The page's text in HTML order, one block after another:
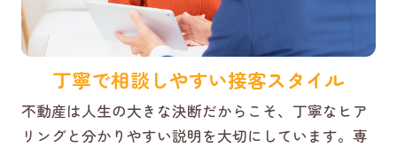
丁寧で相談しやすい接客スタイル
不動産は人生の大きな決断だからこそ、丁寧なヒア
リングと分かりやすい説明を大切にしています。専